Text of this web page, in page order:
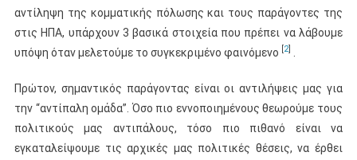
αντίληψη της κομματικής πόλωσης και τους παράγοντες της
στις ΗΠΑ, υπάρχουν 3 βασικά στοιχεία που πρέπει να λάβουμε
υπόψη όταν μελετούμε το συγκεκριμένο φαινόμενο
2]
Πρώτον, σημαντικός παράγοντας είναι οι αντιλήψεις μας για
την “αντίπαλη ομάδα”. Όσο πιο εννοποιημένους θεωρούμε τους
πολιτικούς μας αντιπάλους, τόσο πιο πιθανό είναι να
εγκαταλείψουμε τις αρχικές μας πολιτικές θέσεις, να έρθει